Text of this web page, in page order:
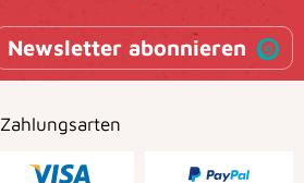
Newsletter abonnieren
Zahlungsarten